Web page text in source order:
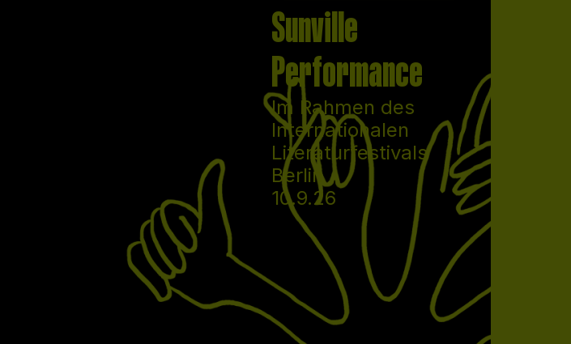
Sunville
Performance
Im Rahmen des
Internationalen
Literaturfestivals
Berlin
10.9.26